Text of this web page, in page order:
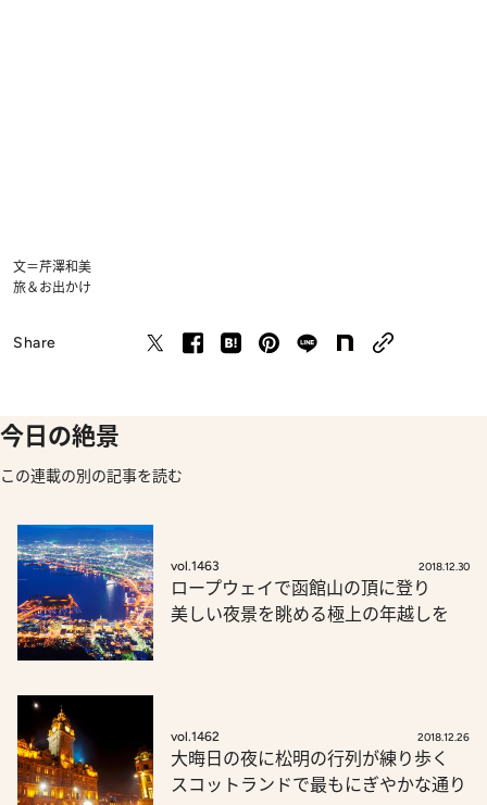
文＝芹澤和美
旅＆お出かけ
Share
今日の絶景
この連載の別の記事を読む
vol.1463 2018.12.30
ロープウェイで函館山の頂に登り
美しい夜景を眺める極上の年越しを
vol.1462 2018.12.26
大晦日の夜に松明の行列が練り歩く
スコットランドで最もにぎやかな通り